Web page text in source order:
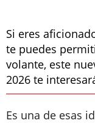
Si eres
te puedes
volante, este
2026 te
Es una de esas